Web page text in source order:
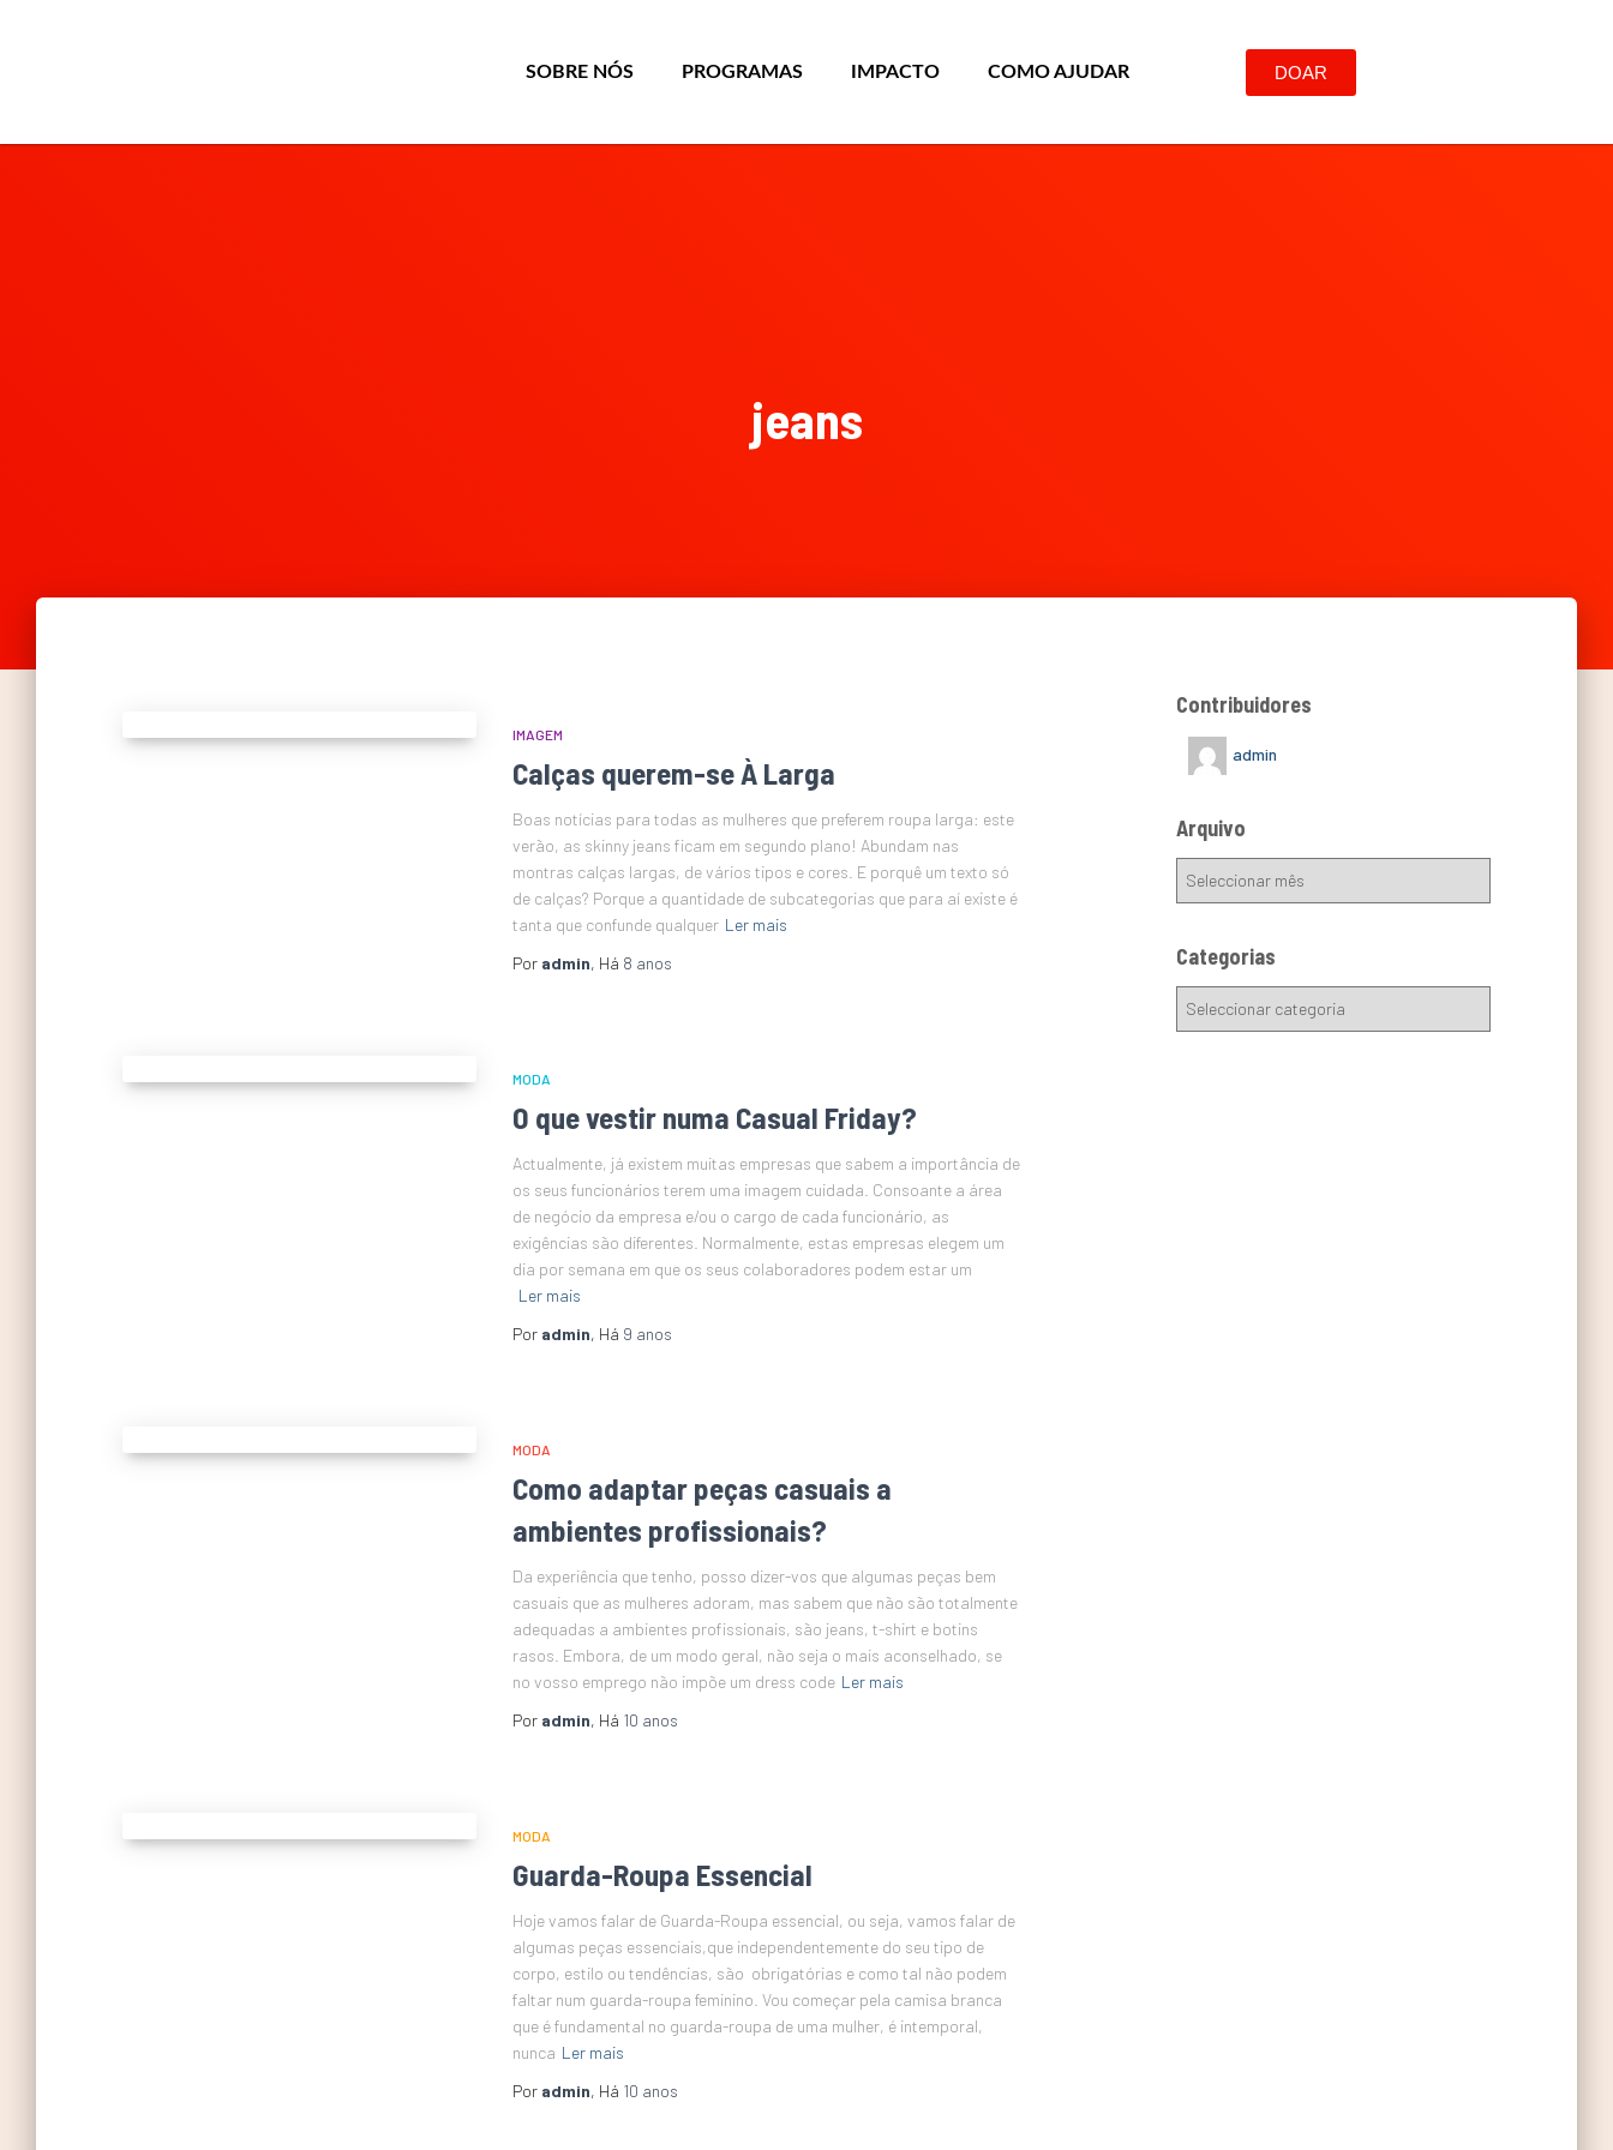
SOBRE NÓS PROGRAMAS IMPACTO COMO AJUDAR DOAR
jeans
IMAGEM
Calças querem-se À Larga
Boas notícias para todas as mulheres que preferem roupa larga: este
verão, as skinny jeans ficam em segundo plano! Abundam nas
montras calças largas, de vários tipos e cores. E porquê um texto só
de calças? Porque a quantidade de subcategorias que para aí existe é
tanta que confunde qualquer Ler mais
Por admin, Há 8 anos
MODA
O que vestir numa Casual Friday?
Actualmente, já existem muitas empresas que sabem a importância de
os seus funcionários terem uma imagem cuidada. Consoante a área
de negócio da empresa e/ou o cargo de cada funcionário, as
exigências são diferentes. Normalmente, estas empresas elegem um
dia por semana em que os seus colaboradores podem estar um
Ler mais
Por admin, Há 9 anos
MODA
Como adaptar peças casuais a
ambientes profissionais?
Da experiência que tenho, posso dizer-vos que algumas peças bem
casuais que as mulheres adoram, mas sabem que não são totalmente
adequadas a ambientes profissionais, são jeans, t-shirt e botins
rasos. Embora, de um modo geral, não seja o mais aconselhado, se
no vosso emprego não impõe um dress code Ler mais
Por admin, Há 10 anos
MODA
Guarda-Roupa Essencial
Hoje vamos falar de Guarda-Roupa essencial, ou seja, vamos falar de
algumas peças essenciais,que independentemente do seu tipo de
corpo, estilo ou tendências, são obrigatórias e como tal não podem
faltar num guarda-roupa feminino. Vou começar pela camisa branca
que é fundamental no guarda-roupa de uma mulher, é intemporal,
nunca Ler mais
Por admin, Há 10 anos
Contribuidores
admin
Arquivo
Categorias